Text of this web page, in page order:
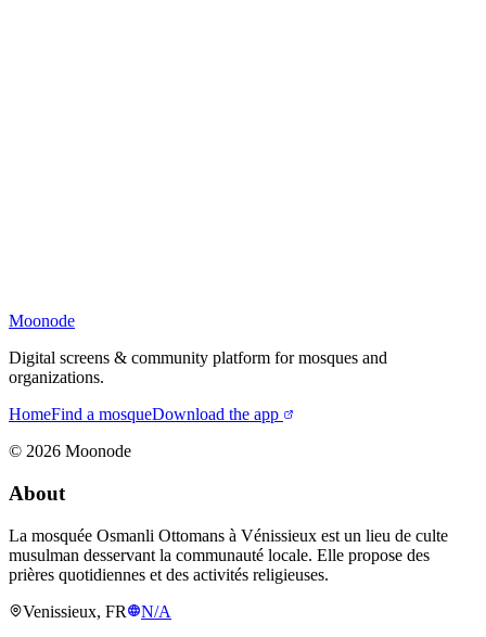
Moonode
Digital screens & community platform for mosques and
organizations.
HomeFind a mosqueDownload the app
© 2026 Moonode
About
La mosquée Osmanli Ottomans à Vénissieux est un lieu de culte
musulman desservant la communauté locale. Elle propose des
prières quotidiennes et des activités religieuses.
Venissieux, FR
N/A